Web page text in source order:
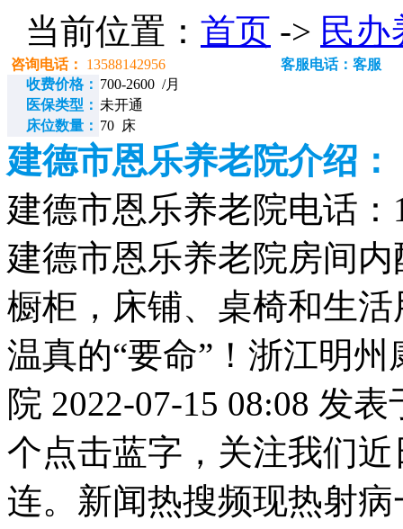
当前位置： 首页 -> 民办
咨询电话： 13588142956
客服电话：客服
收费价格： 700-2600 /月
医保类型： 未开通
床位数量： 70 床
建德市恩乐养老院介绍：
建德市恩乐养老院电话：
建德市恩乐养老院房间
橱柜，床铺、桌椅和生
温真的“要命”！浙江明
院 2022-07-15 08:08 发
个点击蓝字，关注我们
连。新闻热搜频现热射